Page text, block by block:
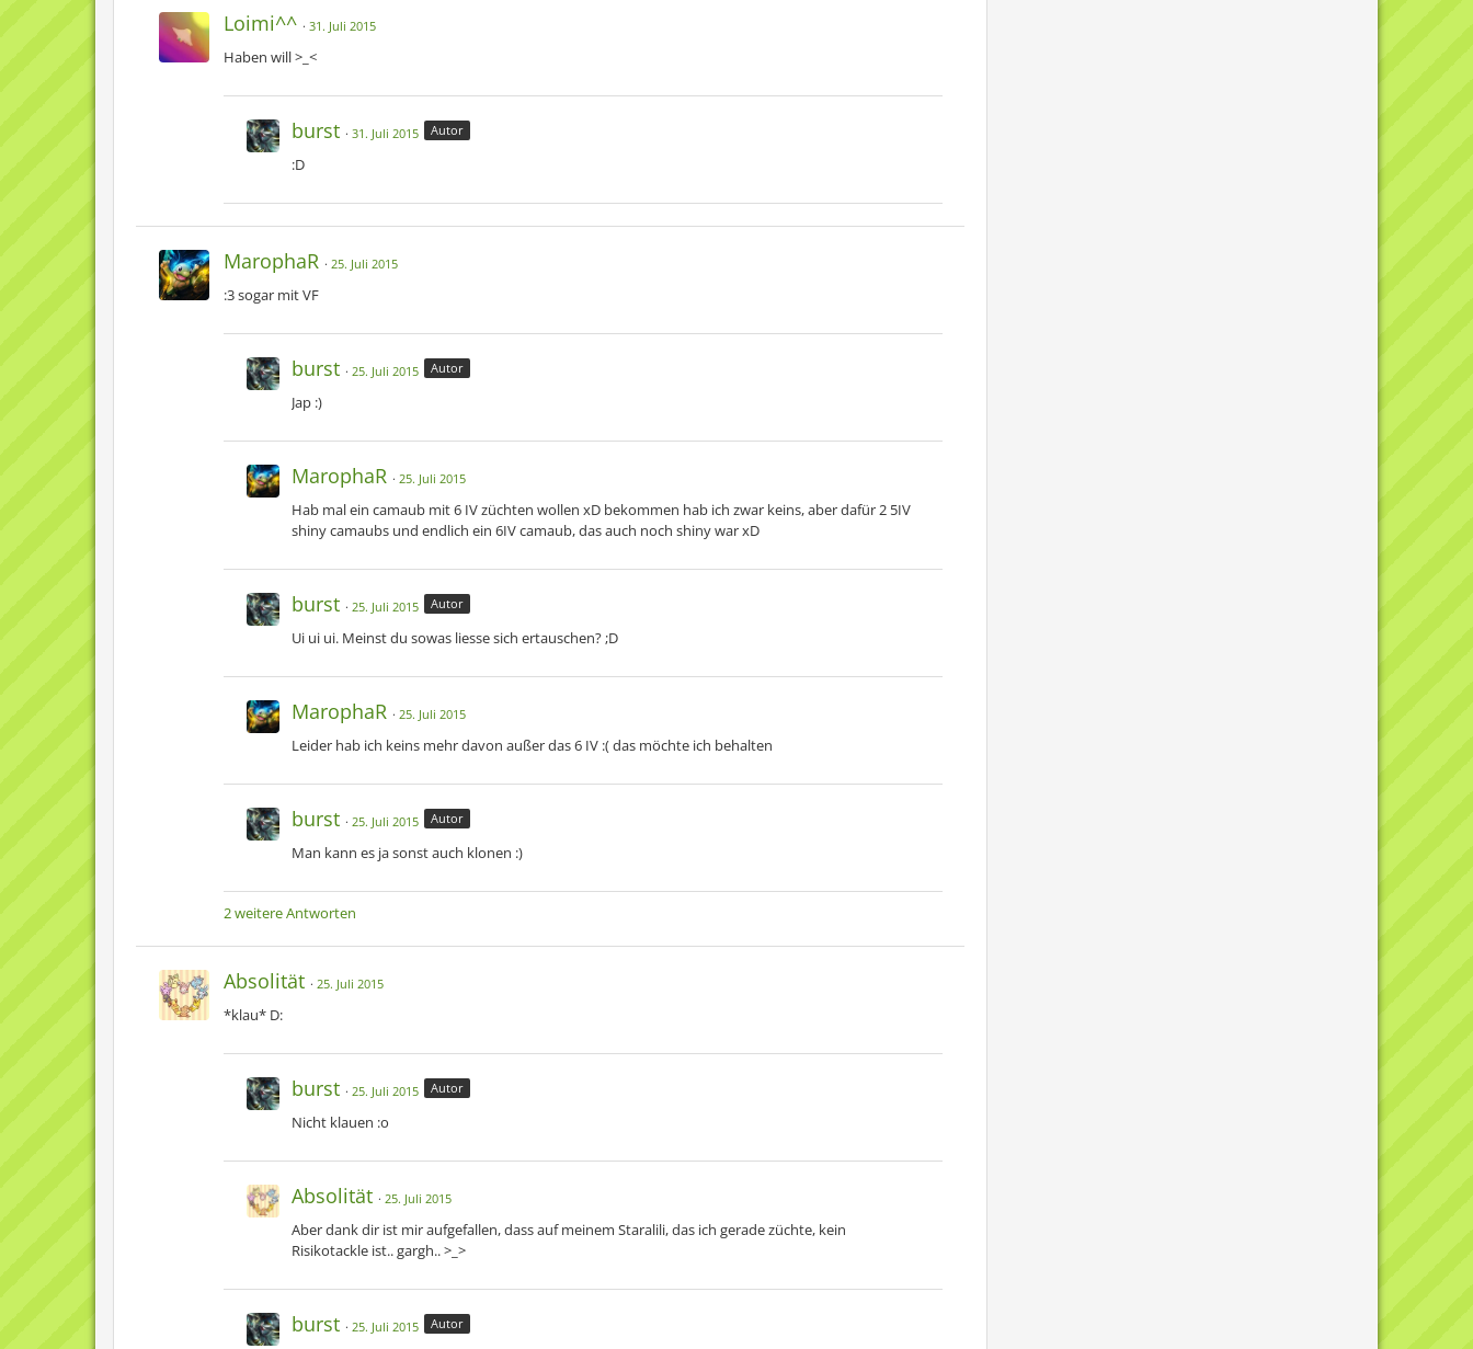
Loimi^^ 31. Juli 2015
Haben will >_<
burst 31. Juli 2015 Autor
:D
MarophaR 25. Juli 2015
:3 sogar mit VF
burst 25. Juli 2015 Autor
Jap :)
MarophaR 25. Juli 2015
Hab mal ein camaub mit 6 IV züchten wollen xD bekommen hab ich zwar keins, aber dafür 2 5IV
shiny camaubs und endlich ein 6IV camaub, das auch noch shiny war xD
burst 25. Juli 2015 Autor
Ui ui ui. Meinst du sowas liesse sich ertauschen? ;D
MarophaR 25. Juli 2015
Leider hab ich keins mehr davon außer das 6 IV :( das möchte ich behalten
burst 25. Juli 2015 Autor
Man kann es ja sonst auch klonen :)
2 weitere Antworten
Absolität 25. Juli 2015
*klau* D:
burst 25. Juli 2015 Autor
Nicht klauen :o
Absolität 25. Juli 2015
Aber dank dir ist mir aufgefallen, dass auf meinem Staralili, das ich gerade züchte, kein
Risikotackle ist.. gargh.. >_>
burst 25. Juli 2015 Autor